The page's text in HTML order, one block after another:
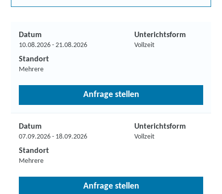
Datum
10.08.2026 - 21.08.2026
Unterichtsform
Vollzeit
Standort
Mehrere
Anfrage stellen
Datum
07.09.2026 - 18.09.2026
Unterichtsform
Vollzeit
Standort
Mehrere
Anfrage stellen